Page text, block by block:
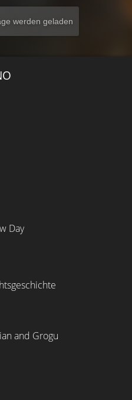
werden geladen
Day
and Grogu